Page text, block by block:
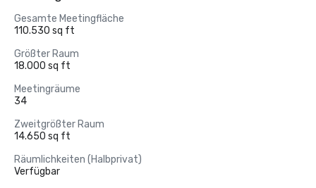
Gesamte Meetingfläche
110.530 sq ft
Größter Raum
18.000 sq ft
Meetingräume
34
Zweitgrößter Raum
14.650 sq ft
Räumlichkeiten (Halbprivat)
Verfügbar